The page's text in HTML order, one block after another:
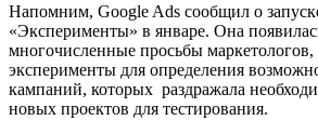
Напомним, Google Ads сообщил о
«Эксперименты» в январе. Она
многочисленные просьбы
эксперименты для определения
кампаний, которых раздражала
новых проектов для тестирования.